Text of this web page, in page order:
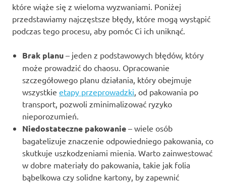
które wiąże się z wieloma wyzwaniami. Poniżej
przedstawiamy najczęstsze błędy, które mogą wystąpić
podczas tego procesu, aby pomóc Ci ich uniknąć.
Brak planu – jeden z podstawowych błędów, który
może prowadzić do chaosu. Opracowanie
szczegółowego planu działania, który obejmuje
wszystkie etapy przeprowadzki , od pakowania po
transport, pozwoli zminimalizować ryzyko
nieporozumień.
Niedostateczne pakowanie – wiele osób
bagatelizuje znaczenie odpowiedniego pakowania, co
skutkuje uszkodzeniami mienia. Warto zainwestować
w dobre materiały do pakowania, takie jak folia
bąbelkowa czy solidne kartony, by zapewnić